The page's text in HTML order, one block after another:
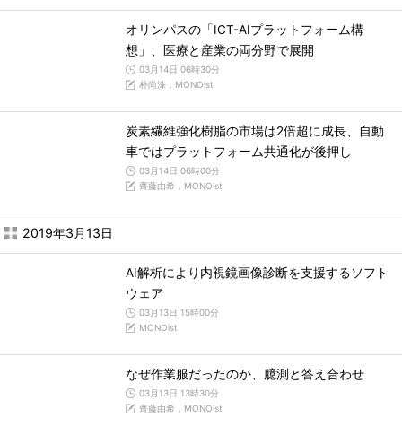
オリンパスの「ICT-AIプラットフォーム構
想」、医療と産業の両分野で展開
03月14日 06時30分
朴尚洙，MONOist
炭素繊維強化樹脂の市場は2倍超に成長、自動
車ではプラットフォーム共通化が後押し
03月14日 06時00分
齊藤由希，MONOist
2019年3月13日
AI解析により内視鏡画像診断を支援するソフト
ウェア
03月13日 15時00分
MONOist
なぜ作業服だったのか、臆測と答え合わせ
03月13日 13時30分
齊藤由希，MONOist